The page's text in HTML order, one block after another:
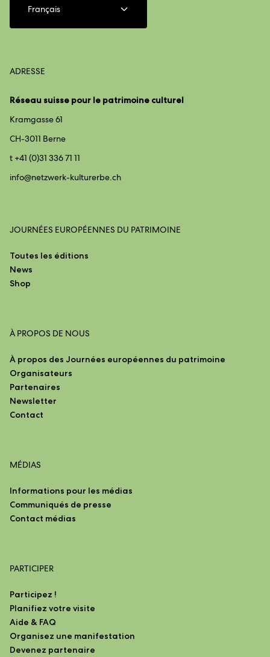
Français
ADRESSE
Réseau suisse pour le patrimoine culturel
Kramgasse 61
CH-3011 Berne
t +41 (0)31 336 71 11
info@netzwerk-kulturerbe.ch
JOURNÉES EUROPÉENNES DU PATRIMOINE
Toutes les éditions
News
Shop
À PROPOS DE NOUS
À propos des Journées européennes du patrimoine
Organisateurs
Partenaires
Newsletter
Contact
MÉDIAS
Informations pour les médias
Communiqués de presse
Contact médias
PARTICIPER
Participez !
Planifiez votre visite
Aide & FAQ
Organisez une manifestation
Devenez partenaire